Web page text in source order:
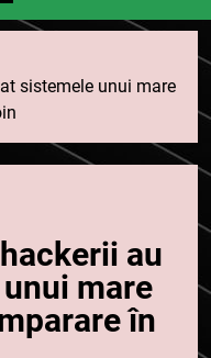
sistemele unui mare
au
mare
în